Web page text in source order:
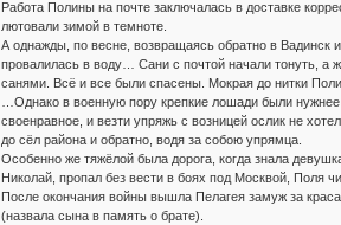
Работа Полины на почте заключалась в доставке
лютовали зимой в темноте.
А однажды, по весне, возвращаясь обратно в Вадинск
провалилась в воду… Сани с почтой начали тонуть, а
санями. Всё и все были спасены. Мокрая до нитки
…Однако в военную пору крепкие лошади были
своенравное, и везти упряжь с возницей ослик не
до сёл района и обратно, водя за собою упрямца.
Особенно же тяжёлой была дорога, когда знала
Николай, пропал без вести в боях под Москвой, Поля
После окончания войны вышла Пелагея замуж за
(назвала сына в память о брате).